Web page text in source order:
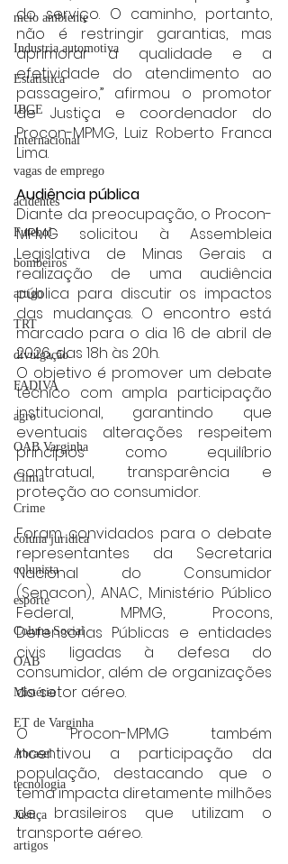
meio ambiente
Industria automotiva
Estatística
IBGE
Internacional
vagas de emprego
acidentes
Futebol
bombeiros
artigo
TRT
divulgação
FADIVA
agro
OAB Varginha
Clima
Crime
coluna juridica
colunista
esporte
Coluna Social
OAB
Mistério
ET de Varginha
Abrasel
tecnologia
Justiça
artigos
do serviço. O caminho, portanto,
não é restringir garantias, mas
aprimorar a qualidade e a
efetividade do atendimento ao
passageiro,” afirmou o promotor
de Justiça e coordenador do
Procon-MPMG, Luiz Roberto Franca
Lima.
Audiência pública
Diante da preocupação, o Procon-
MPMG solicitou à Assembleia
Legislativa de Minas Gerais a
realização de uma audiência
pública para discutir os impactos
das mudanças. O encontro está
marcado para o dia 16 de abril de
2026, das 18h às 20h.
O objetivo é promover um debate
técnico com ampla participação
institucional, garantindo que
eventuais alterações respeitem
princípios como equilíbrio
contratual, transparência e
proteção ao consumidor.
Foram convidados para o debate
representantes da Secretaria
Nacional do Consumidor
(Senacon), ANAC, Ministério Público
Federal, MPMG, Procons,
Defensorias Públicas e entidades
civis ligadas à defesa do
consumidor, além de organizações
do setor aéreo.
O Procon-MPMG também
incentivou a participação da
população, destacando que o
tema impacta diretamente milhões
de brasileiros que utilizam o
transporte aéreo.